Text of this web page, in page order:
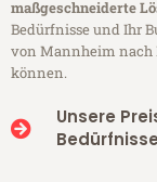
maßgeschneiderte
Bedürfnisse und Ihr
von Mannheim
können.
Unsere